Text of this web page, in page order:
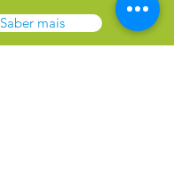
Saber mais